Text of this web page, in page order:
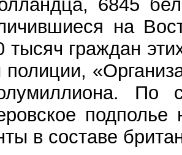
6845
на
граждан
полиции,
По
в составе